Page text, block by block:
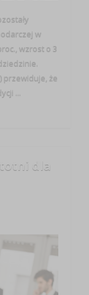
w
wzrost o 3
przewiduje, że
...
dla